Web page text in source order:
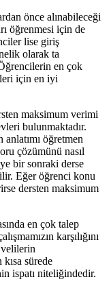
önce alınabileceği
öğrenmesi için de
lise giriş
olarak ta
en çok
için en iyi
maksimum verimi
bulunmaktadır.
öğretmen
çözümünü nasıl
bir sonraki derse
Eğer öğrenci konu
dersten maksimum
en çok talep
karşılığını
sürede
ispatı niteliğindedir.